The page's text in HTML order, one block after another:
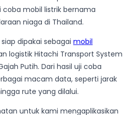
coba mobil listrik bernama
niaga di Thailand.
dipakai sebagai mobil
logistik Hitachi Transport System
Putih. Dari hasil uji coba
macam data, seperti jarak
rute yang dilalui.
untuk kami mengaplikasikan